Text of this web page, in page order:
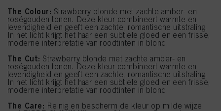
The Colour: Strawberry blonde met zachte amber- en
roségouden tonen. Deze kleur combineert warmte en
levendigheid en geeft een zachte, romantische uitstraling.
In het licht krijgt het haar een subtiele gloed en een frisse,
moderne interpretatie van roodtinten in blond.
The Cut: Strawberry blonde met zachte amber- en
roségouden tonen. Deze kleur combineert warmte en
levendigheid en geeft een zachte, romantische uitstraling.
In het licht krijgt het haar een subtiele gloed en een frisse,
moderne interpretatie van roodtinten in blond.
The Care: Reinig en bescherm de kleur op milde wijze